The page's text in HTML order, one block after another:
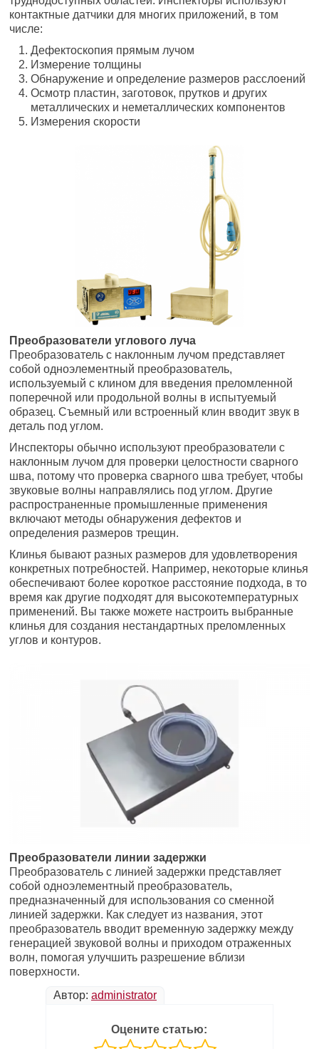
контактные датчики для многих приложений, в том
числе:
Дефектоскопия прямым лучом
Измерение толщины
Обнаружение и определение размеров расслоений
Осмотр пластин, заготовок, прутков и других
металлических и неметаллических компонентов
Измерения скорости
Преобразователи углового луча
Преобразователь с наклонным лучом представляет
собой одноэлементный преобразователь,
используемый с клином для введения преломленной
поперечной или продольной волны в испытуемый
образец. Съемный или встроенный клин вводит звук в
деталь под углом.
Инспекторы обычно используют преобразователи с
наклонным лучом для проверки целостности сварного
шва, потому что проверка сварного шва требует, чтобы
звуковые волны направлялись под углом. Другие
распространенные промышленные применения
включают методы обнаружения дефектов и
определения размеров трещин.
Клинья бывают разных размеров для удовлетворения
конкретных потребностей. Например, некоторые клинья
обеспечивают более короткое расстояние подхода, в то
время как другие подходят для высокотемпературных
применений. Вы также можете настроить выбранные
клинья для создания нестандартных преломленных
углов и контуров.
Преобразователи линии задержки
Преобразователь с линией задержки представляет
собой одноэлементный преобразователь,
предназначенный для использования со сменной
линией задержки. Как следует из названия, этот
преобразователь вводит временную задержку между
генерацией звуковой волны и приходом отраженных
волн, помогая улучшить разрешение вблизи
поверхности.
Автор: administrator
Оцените статью: